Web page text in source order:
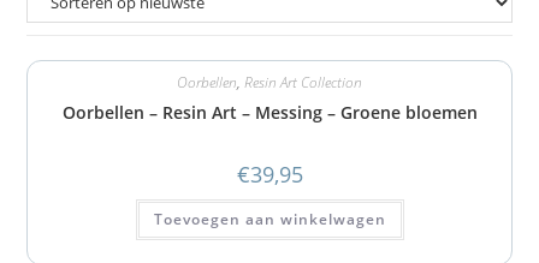
Oorbellen, Resin Art Collection
Oorbellen – Resin Art – Messing – Groene bloemen
€39,95
Toevoegen aan winkelwagen